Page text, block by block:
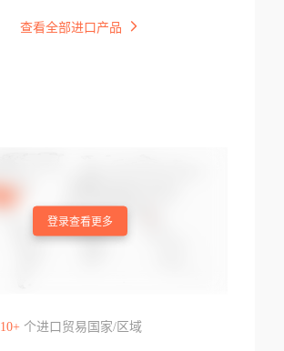
查看全部进口产品
登录查看更多
10+个进口贸易国家/区域